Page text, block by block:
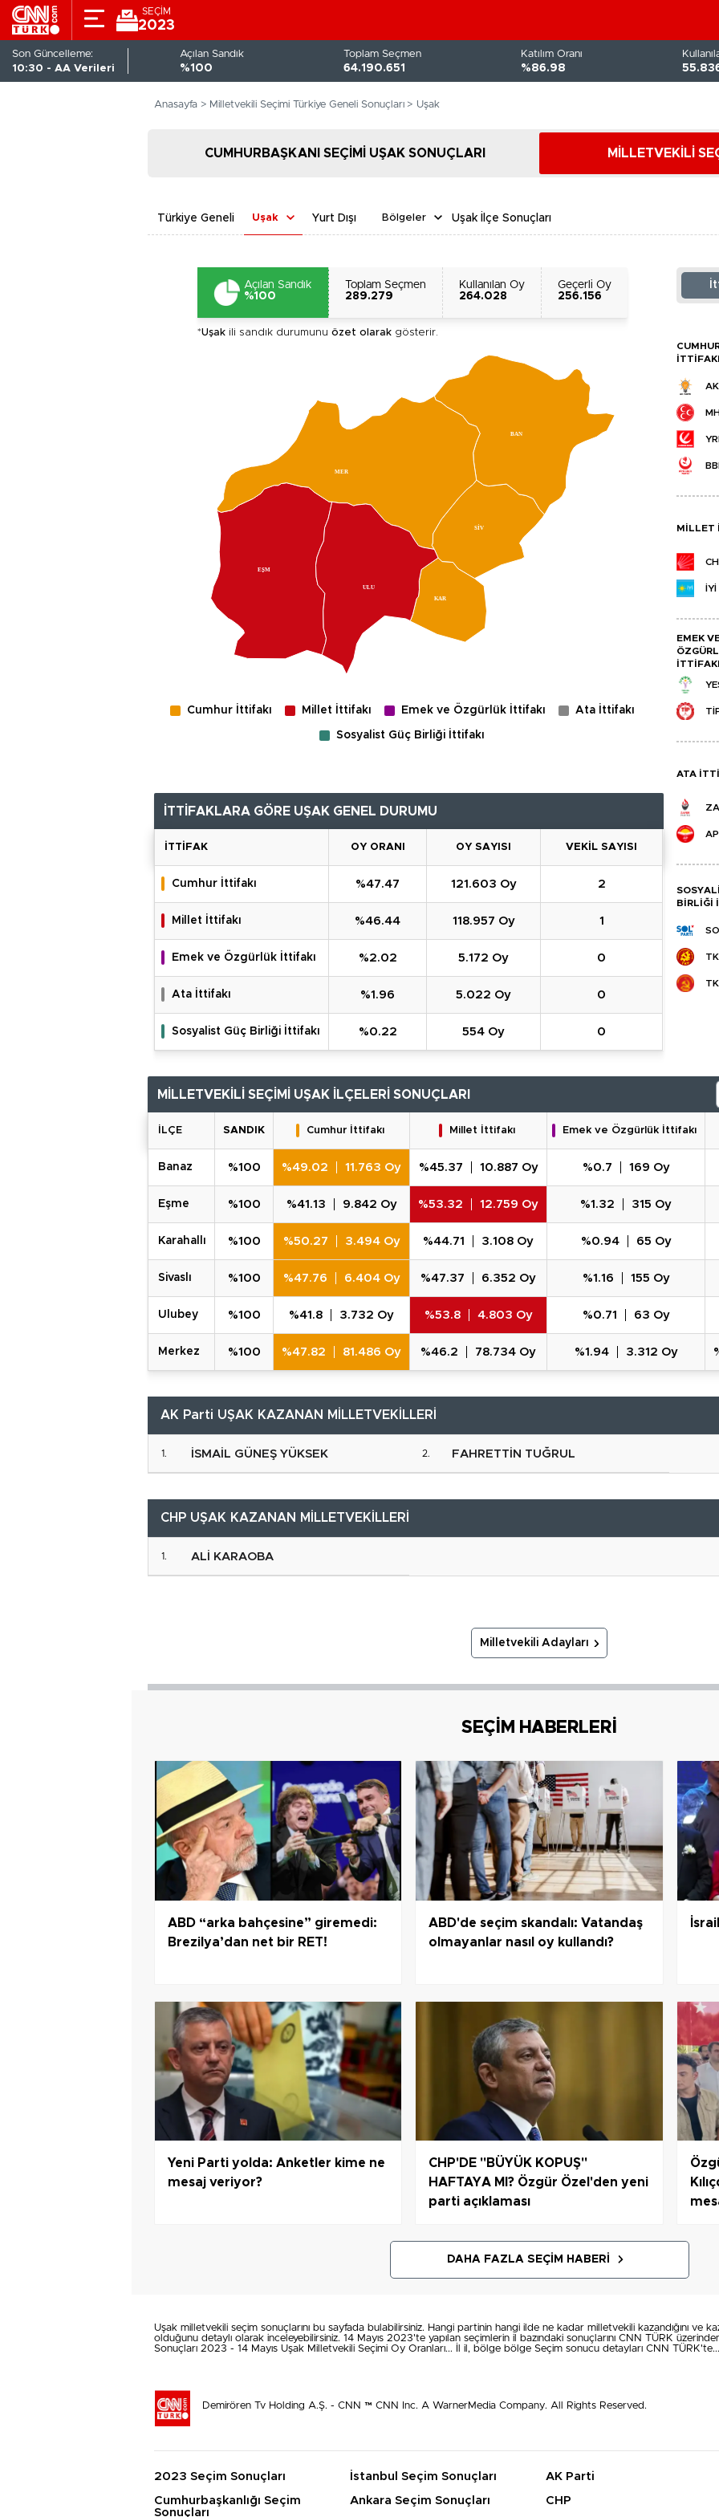
SEÇİM
2023
Son Güncelleme:
10:30 - AA Verileri
Açılan Sandık
%100
Toplam Seçmen
64.190.651
Katılım Oranı
%86.98
Anasayfa > Milletvekili Seçimi Türkiye Geneli Sonuçları > Uşak
CUMHURBAŞKANI SEÇİMİ UŞAK SONUÇLARI MİLLETVEKİLİ
Türkiye Geneli Uşak Yurt Dışı Bölgeler Uşak İlçe Sonuçları
Açılan Sandık
%100
Toplam Seçmen
289.279
Kullanılan Oy
264.028
Geçerli Oy
256.156
*Uşakili sandık durumunu özet olarakgösterir.
EŞM
SİV
KAR
BAN
MER
ULU
Cumhur İttifakı Millet İttifakı Emek ve Özgürlük İttifakı Ata İttifakı
Sosyalist Güç Birliği İttifakı
İTTİFAKLARA GÖRE UŞAK GENEL DURUMU
İTTIFAK OY ORANI OY SAYISI VEKIL SAYISI
Cumhur İttifakı %47.47 121.603 Oy 2
Millet İttifakı %46.44 118.957 Oy 1
Emek ve Özgürlük İttifakı %2.02 5.172 Oy 0
Ata İttifakı %1.96 5.022 Oy 0
Sosyalist Güç Birliği İttifakı %0.22 554 Oy 0
İTTIFAKI
MILLET
İYİ
EMEK
İTTIFAKI
ATA
AP
BIRLIĞI
MİLLETVEKİLİ SEÇİMİ UŞAK İLÇELERİ SONUÇLARI
İLÇE SANDIK Cumhur İttifakı Millet İttifakı Emek ve Özgürlük İttifakı
banaz %100 %49.02 11.763 Oy %45.37 10.887 Oy %0.7 169 Oy
eşme %100 %41.13 9.842 Oy %53.32 12.759 Oy %1.32 315 Oy
karahalli %100 %50.27 3.494 Oy %44.71 3.108 Oy %0.94 65 Oy
si̇vasli %100 %47.76 6.404 Oy %47.37 6.352 Oy %1.16 155 Oy
ulubey %100 %41.8 3.732 Oy %53.8 4.803 Oy %0.71 63 Oy
merkez %100 %47.82 81.486 Oy %46.2 78.734 Oy %1.94 3.312 Oy
AK Parti UŞAK KAZANAN MİLLETVEKİLLERİ
İSMAİL GÜNEŞ YÜKSEK FAHRETTİN TUĞRUL
CHP UŞAK KAZANAN MİLLETVEKİLLERİ
ALİ KARAOBA
Milletvekili Adayları
SEÇİM HABERLERİ
ABD “arka bahçesine” giremedi:
Brezilya’dan net bir RET!
ABD'de seçim skandalı: Vatandaş
olmayanlar nasıl oy kullandı?
Yeni Parti yolda: Anketler kime ne
mesaj veriyor?
CHP'DE "BÜYÜK KOPUŞ"
HAFTAYA MI? Özgür Özel'den yeni
parti açıklaması
DAHA FAZLA SEÇIM HABERI
Uşak milletvekili seçim sonuçlarını bu sayfada bulabilirsiniz. Hangi partinin hangi ilde ne kadar milletvekili kazandığını ve
olduğunu detaylı olarak inceleyebilirsiniz. 14 Mayıs 2023'te yapılan seçimlerin il bazındaki sonuçlarını CNN TÜRK
Sonuçları 2023 - 14 Mayıs Uşak Milletvekili Seçimi Oy Oranları... İl il, bölge bölge Seçim sonucu detayları CNN TÜRK'te...
Demirören Tv Holding A.Ş. - CNN ™ CNN Inc. A WarnerMedia Company. All Rights Reserved.
2023 Seçim Sonuçları
Cumhurbaşkanlığı Seçim
Sonuçları
İstanbul Seçim Sonuçları
Ankara Seçim Sonuçları
AK Parti
CHP